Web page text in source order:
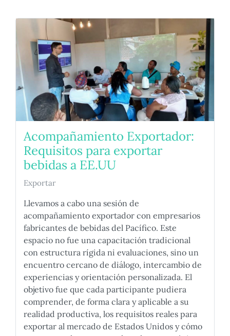
Acompañamiento Exportador:
Requisitos para exportar
bebidas a EE.UU
Exportar
Llevamos a cabo una sesión de
acompañamiento exportador con empresarios
fabricantes de bebidas del Pacífico. Este
espacio no fue una capacitación tradicional
con estructura rígida ni evaluaciones, sino un
encuentro cercano de diálogo, intercambio de
experiencias y orientación personalizada. El
objetivo fue que cada participante pudiera
comprender, de forma clara y aplicable a su
realidad productiva, los requisitos reales para
exportar al mercado de Estados Unidos y cómo